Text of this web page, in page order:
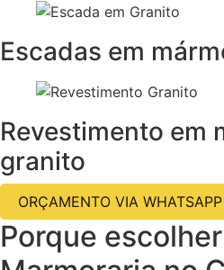
Escadas em
Revestimento em
granito
ORÇAMENTO VIA WHATSAPP
Porque